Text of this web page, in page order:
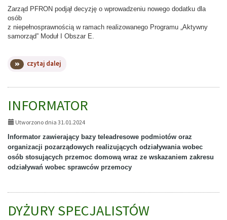
Zarząd PFRON podjął decyzję o wprowadzeniu nowego dodatku dla
osób
z niepełnosprawnością w ramach realizowanego Programu „Aktywny
samorząd” Moduł I Obszar E.
czytaj dalej
SAMORZĄD
E
INFORMATOR
Utworzono dnia 31.01.2024
Informator zawierający bazy teleadresowe podmiotów oraz
organizacji pozarządowych realizujących odziaływania wobec
osób stosujących przemoc domową wraz ze wskazaniem zakresu
odziaływań wobec sprawców przemocy
DYŻURY SPECJALISTÓW